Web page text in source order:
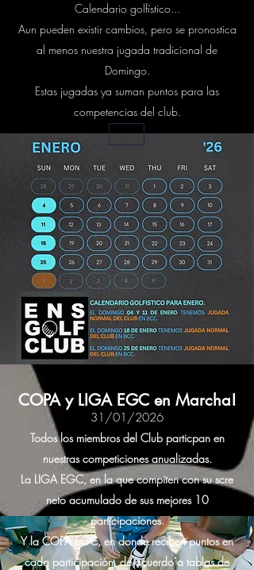
Calendario golfístico...
Aun pueden existir cambios, pero se pronostica
al menos nuestra jugada tradicional de
Domingo.
Estas jugadas ya suman puntos para las
competencias del club.
-
COPA y LIGA EGC en Marcha!
31/01/2026
Todos los miembros del Club particpan en
nuestras competiciones anualizadas.
La LIGA EGC, en la que compiten con su scre
neto acumulado de sus mejores 10
participaciones.
Y la COPA EGC, en donde reciben puntos en
cada participación, de acuerdo a tablas de